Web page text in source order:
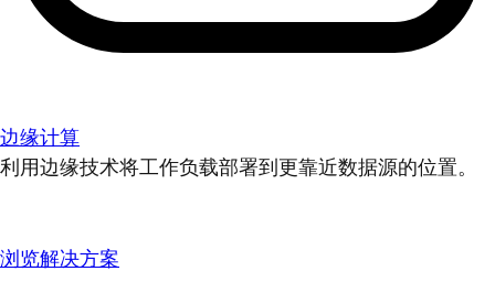
边缘计算
利用边缘技术将工作负载部署到更靠近数据源的位置。
浏览解决方案